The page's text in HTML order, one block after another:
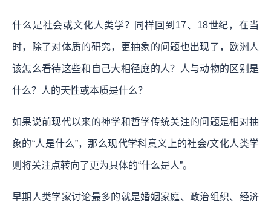
什么是社会或文化人类学？同样回到17、18世纪，在当
时，除了对体质的研究，更抽象的问题也出现了，欧洲人
该怎么看待这些和自己大相径庭的人？人与动物的区别是
什么？人的天性或本质是什么？
如果说前现代以来的神学和哲学传统关注的问题是相对抽
象的“人是什么”，那么现代学科意义上的社会/文化人类学
则将关注点转向了更为具体的“什么是人”。
早期人类学家讨论最多的就是婚姻家庭、政治组织、经济